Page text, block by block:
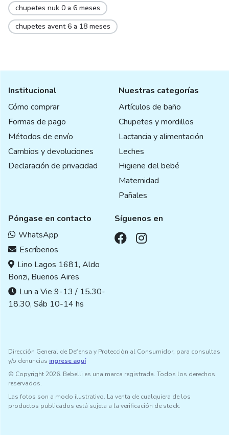
chupetes nuk 0 a 6 meses
chupetes avent 6 a 18 meses
Institucional
Cómo comprar
Formas de pago
Métodos de envío
Cambios y devoluciones
Declaración de privacidad
Nuestras categorías
Artículos de baño
Chupetes y mordillos
Lactancia y alimentación
Leches
Higiene del bebé
Maternidad
Pañales
Póngase en contacto
WhatsApp
Escríbenos
Lino Lagos 1681, Aldo
Bonzi, Buenos Aires
Lun a Vie 9-13 / 15.30-
18.30, Sáb 10-14 hs
Síguenos en
Dirección General de Defensa y Protección al Consumidor, para consultas
y/o denuncias ingrese aquí
© Copyright 2026. Bebelli es una marca registrada. Todos los derechos
reservados.
Las fotos son a modo ilustrativo. La venta de cualquiera de los
productos publicados está sujeta a la verificación de stock.